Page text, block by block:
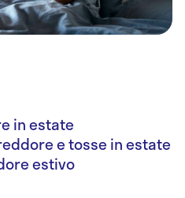
in estate
e tosse in estate
estivo